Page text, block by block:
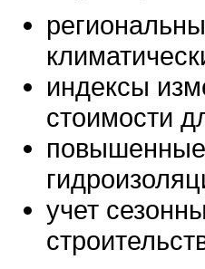
индексы
стоимости
повышенные
учет